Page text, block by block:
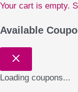
Your cart is empty.
Available
Loading coupons...